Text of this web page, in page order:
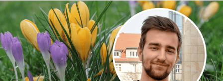
Kliknij, aby powiększyć